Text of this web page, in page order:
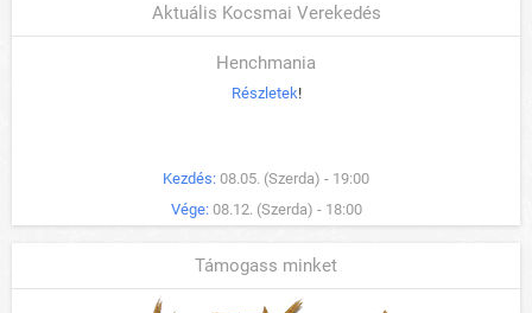
Aktuális Kocsmai Verekedés
Henchmania
Részletek!
Kezdés: 08.05. (Szerda) - 19:00
Vége: 08.12. (Szerda) - 18:00
Támogass minket